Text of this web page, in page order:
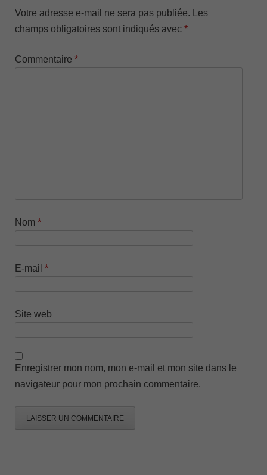
Votre adresse e-mail ne sera pas publiée.
Les
champs obligatoires sont indiqués avec*
Commentaire*
Nom*
E-mail*
Site web
Enregistrer mon nom, mon e-mail et mon site dans le
navigateur pour mon prochain commentaire.